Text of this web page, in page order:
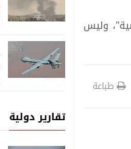
وليس
طباعة
تقارير دولية